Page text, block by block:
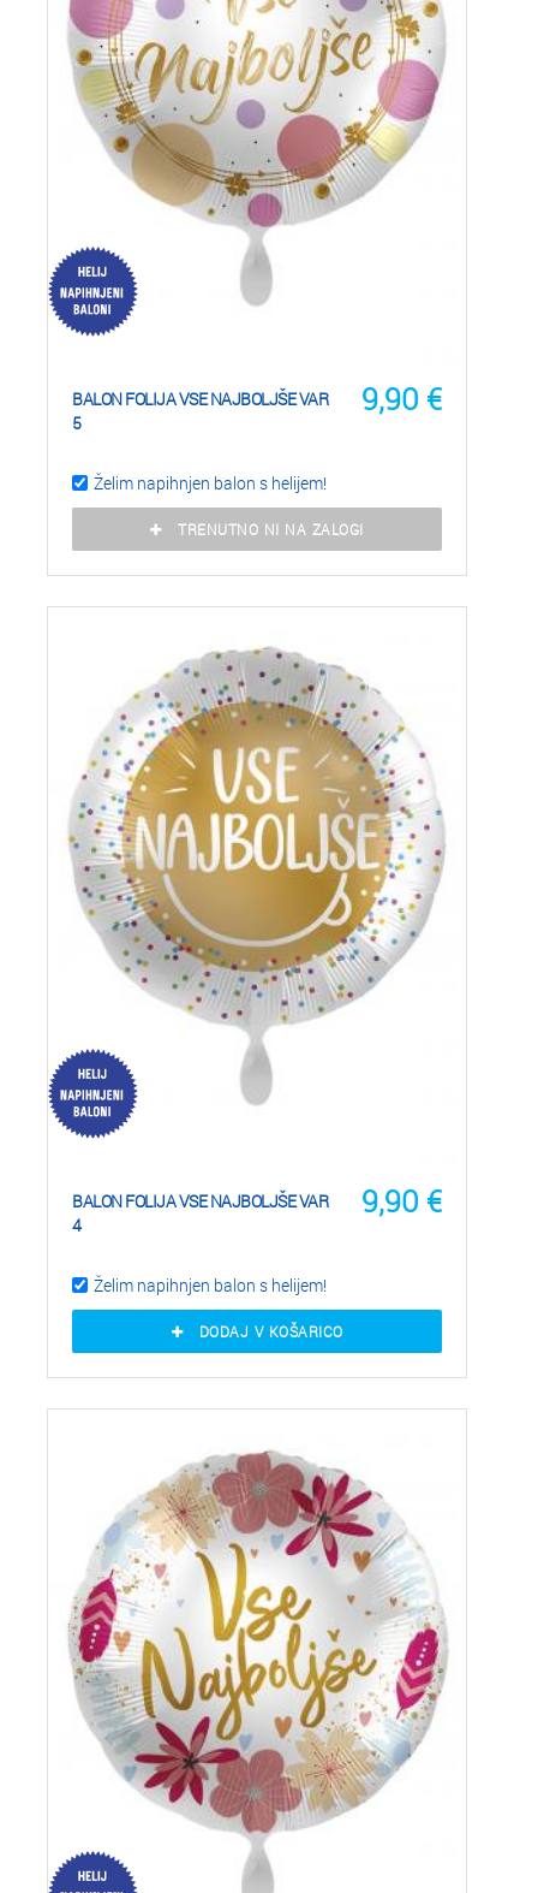
9,90 €
BALON FOLIJA VSE NAJBOLJŠE VAR
5
Želim napihnjen balon s helijem!
TRENUTNO NI NA ZALOGI
9,90 €
BALON FOLIJA VSE NAJBOLJŠE VAR
4
Želim napihnjen balon s helijem!
DODAJ V KOŠARICO